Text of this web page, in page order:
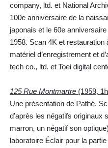
company, ltd. et National
100e anniversaire de la
japonais et le 60e
1958. Scan 4K et restauration
matériel d’enregistrement et
tech co., ltd. et Toei digital
125 Rue Montmartre (1959,
Une présentation de Pathé.
d’après les négatifs originaux
marron, un négatif son
laboratoire Éclair pour la